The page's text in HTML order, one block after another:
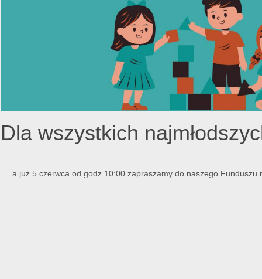
Dla wszystkich
a już 5 czerwca od godz 10:00 zapraszamy do naszego Funduszu